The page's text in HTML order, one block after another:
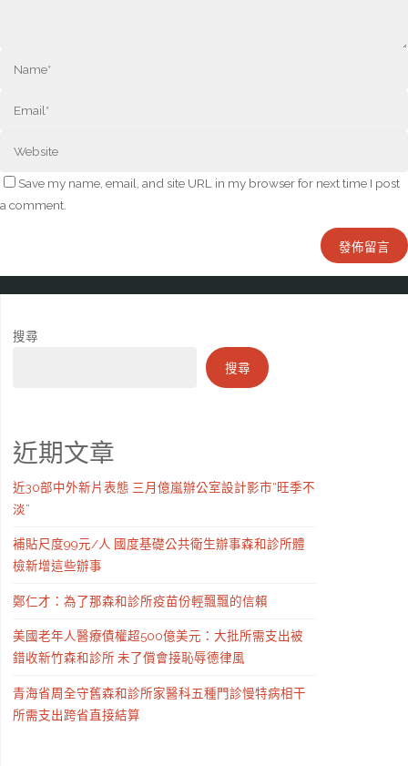
Save my name, email, and site URL in my browser for next time I post
a comment.
搜尋
搜尋
近期文章
近30部中外新片表態 三月億嵐辦公室設計影市“旺季不
淡”
補貼尺度99元/人 國度基礎公共衛生辦事森和診所體
檢新增這些辦事
鄭仁才：為了那森和診所疫苗份輕飄飄的信賴
美國老年人醫療債權超500億美元：大批所需支出被
錯收新竹森和診所 未了償會接恥辱德律風
青海省周全守舊森和診所家醫科五種門診慢特病相干
所需支出跨省直接結算